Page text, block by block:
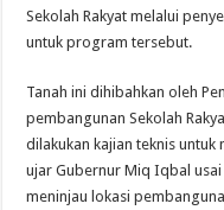
Sekolah Rakyat melalui
untuk program tersebut.
Tanah ini dihibahkan oleh
pembangunan Sekolah
dilakukan kajian teknis untuk
ujar Gubernur Miq Iqbal
meninjau lokasi